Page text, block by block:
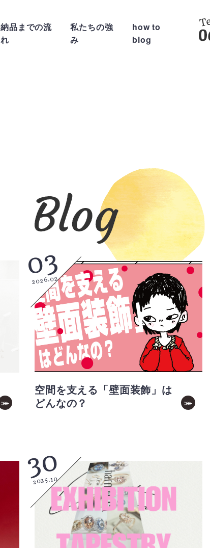
納品までの流
れ
私たちの強
み
how to
blog
03
2026.02
空間を支える「壁面装飾」は
どんなの？
30
2025.10